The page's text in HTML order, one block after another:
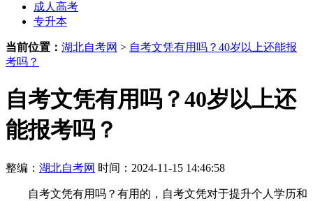
成人高考
专升本
当前位置： 湖北自考网 > 自考文凭有用吗？40岁以上还能报
考吗？
自考文凭有用吗？40岁以上还
能报考吗？
整编： 湖北自考网 时间：2024-11-15 14:46:58
自考文凭有用吗？有用的，自考文凭对于提升个人学历和